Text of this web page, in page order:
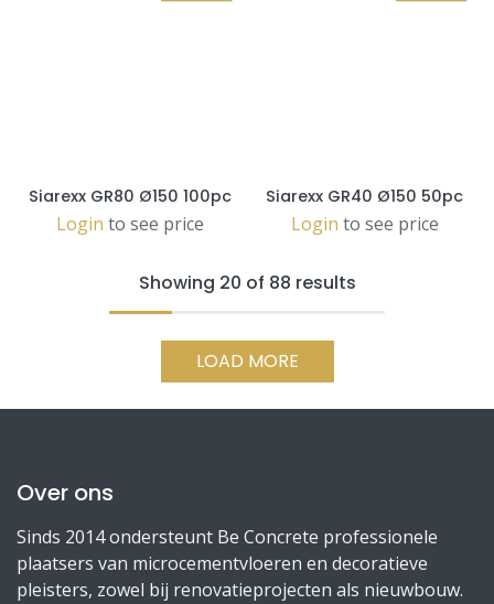
Siarexx GR80 Ø150 100pc
Login to see price
Siarexx GR40 Ø150 50pc
Login to see price
Showing 20 of 88 results
LOAD MORE
Over ons
Sinds 2014 ondersteunt Be Concrete professionele
plaatsers van microcementvloeren en decoratieve
pleisters, zowel bij renovatieprojecten als nieuwbouw.